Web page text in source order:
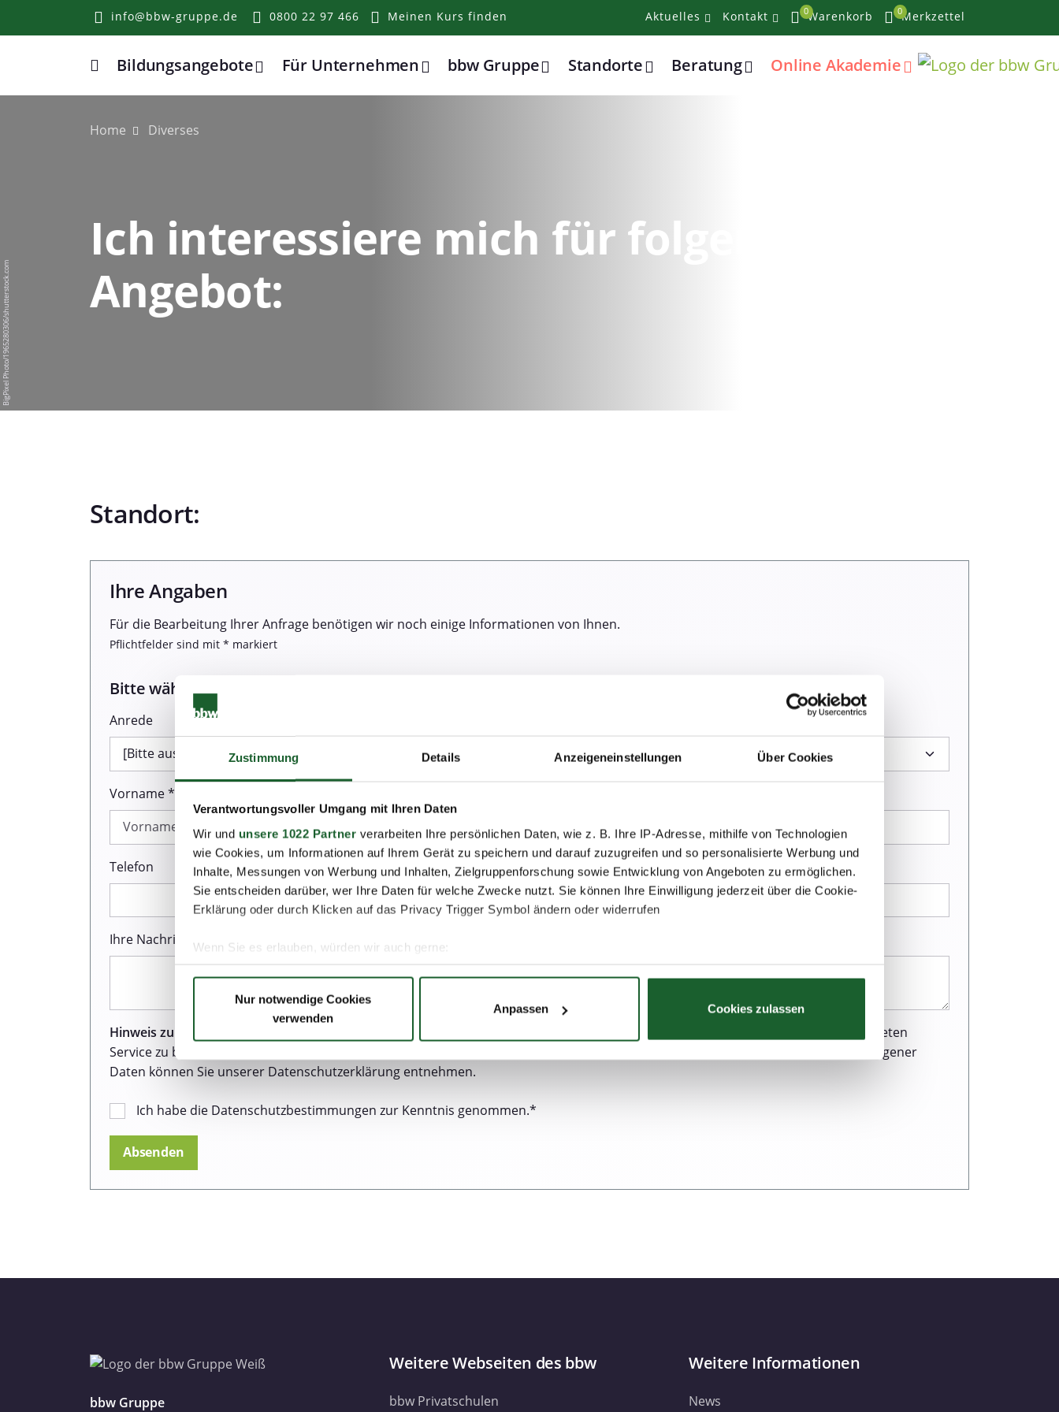
Zustimmung Details Anzeigeneinstellungen Über Cookies
Verantwortungsvoller Umgang mit Ihren Daten
Wir und unsere 1022 Partner verarbeiten Ihre persönlichen Daten, wie z. B. Ihre IP-Adresse, mithilfe von Technologien
wie Cookies, um Informationen auf Ihrem Gerät zu speichern und darauf zuzugreifen und so personalisierte Werbung und
Inhalte, Messungen von Werbung und Inhalten, Zielgruppenforschung sowie Entwicklung von Angeboten zu ermöglichen.
Sie entscheiden darüber, wer Ihre Daten für welche Zwecke nutzt. Sie können Ihre Einwilligung jederzeit über die Cookie-
Erklärung oder durch Klicken auf das Privacy Trigger Symbol ändern oder widerrufen
Wenn Sie es erlauben, würden wir auch gerne:
Informationen über Ihre geografische Lage erfassen, welche bis auf einige Meter genau sein können
Erfahren Sie mehr darüber, wie Ihre persönlichen Daten verarbeitet werden, und legen Sie Ihre Präferenzen imAbschnitt
Wir verwenden Cookies, um Inhalte und Anzeigen zu personalisieren, Funktionen für soziale Medien anbieten zu können
Website an unsere Partner für soziale Medien, Werbung und Analysen weiter. Unsere Partner führen diese Informationen
Nur notwendige Cookies
verwenden
Anpassen Cookies zulassen
info@bbw-gruppe.de 0800 22 97 466 Meinen Kurs finden Aktuelles Kontakt 0Warenkorb 0Merkzettel
Home
Bildungsangebote Für Unternehmen bbw Gruppe Standorte Beratung Online Akademie
Home Diverses
Ich interessiere mich für folgendes
Angebot:
BigPixel Photo/1965280306/shutterstock.com
Standort:
Ihre Angaben
Für die Bearbeitung Ihrer Anfrage benötigen wir noch einige Informationen von Ihnen.
Pflichtfelder sind mit * markiert
Bitte wählen Sie einen Termin:
Anrede
Vorname *
Telefon E-Mail *
Ihre Nachricht *
Hinweis zum Datenschutz:
Wir sind sehr darum bemüht, all unseren Kunden und Besuchern unserer Webseite einen ausgezeichneten
Service zu bieten. Dazu gehört auch der Schutz Ihrer Daten. Weitere Informationen zur Erhebung und Verarbeitung personenbezogener
Daten können Sie unserer Datenschutzerklärung entnehmen.
Ich habe die Datenschutzbestimmungen zur Kenntnis genommen.*
bbw Gruppe
Weitere Webseiten des bbw
bbw Privatschulen
Weitere Informationen
News